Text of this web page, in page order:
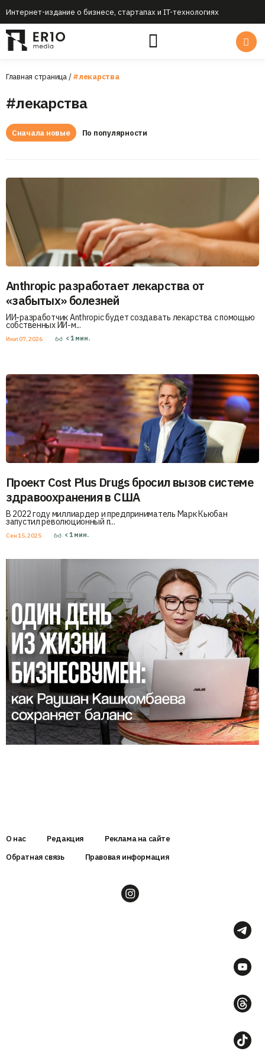
Интернет-издание о бизнесе, стартапах и IT-технологиях
Главная страница/#лекарства
#лекарства
Сначала новые По популярности
Anthropic разработает лекарства от
«забытых» болезней
ИИ-разработчик Anthropic будет создавать лекарства с помощью
собственных ИИ-м...
Июл 07, 2026 < 1 мин.
Проект Cost Plus Drugs бросил вызов системе
здравоохранения в США
В 2022 году миллиардер и предприниматель Марк Кьюбан
запустил революционный п...
Сен 15, 2025 < 1 мин.
О нас Редакция
Реклама на сайте
Обратная связь
Правовая информация